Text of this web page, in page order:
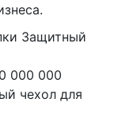
Защитный
000 000
чехол для